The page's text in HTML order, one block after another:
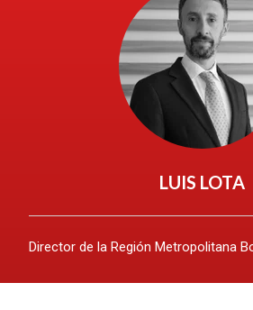
LUIS LOTA
Director de la Región Metropolitana